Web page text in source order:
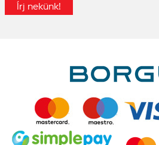
Írj nekünk!